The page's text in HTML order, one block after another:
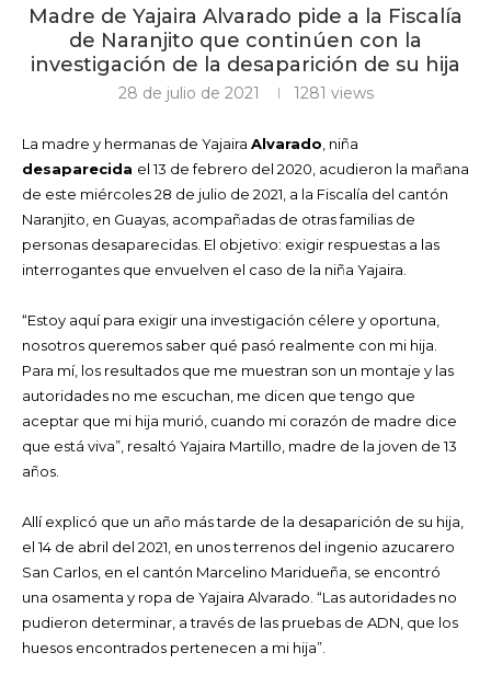
Madre de Yajaira Alvarado pide a la Fiscalía
de Naranjito que continúen con la
investigación de la desaparición de su hija
28 de julio de 2021 1281 views
La madre y hermanas de Yajaira Alvarado , niña
desaparecida el 13 de febrero del 2020, acudieron la mañana
de este miércoles 28 de julio de 2021, a la Fiscalía del cantón
Naranjito, en Guayas, acompañadas de otras familias de
personas desaparecidas. El objetivo: exigir respuestas a las
interrogantes que envuelven el caso de la niña Yajaira.
“Estoy aquí para exigir una investigación célere y oportuna,
nosotros queremos saber qué pasó realmente con mi hija.
Para mí, los resultados que me muestran son un montaje y las
autoridades no me escuchan, me dicen que tengo que
aceptar que mi hija murió, cuando mi corazón de madre dice
que está viva”, resaltó Yajaira Martillo, madre de la joven de 13
años.
Allí explicó que un año más tarde de la desaparición de su hija,
el 14 de abril del 2021, en unos terrenos del ingenio azucarero
San Carlos, en el cantón Marcelino Maridueña, se encontró
una osamenta y ropa de Yajaira Alvarado. “Las autoridades no
pudieron determinar, a través de las pruebas de ADN, que los
huesos encontrados pertenecen a mi hija”.